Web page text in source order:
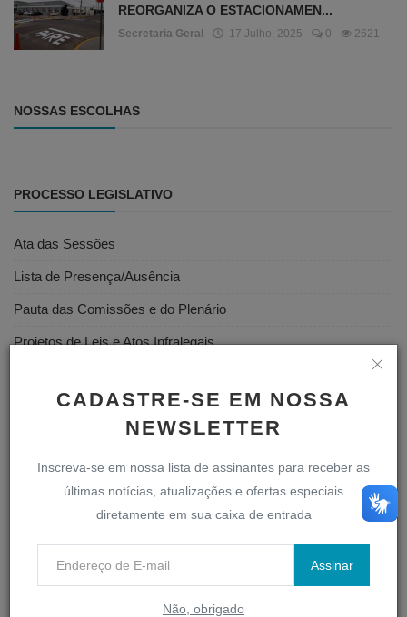
CADASTRE-SE EM NOSSA
NEWSLETTER
Inscreva-se em nossa lista de assinantes para receber as
últimas notícias, atualizações e ofertas especiais
diretamente em sua caixa de entrada
Assinar
Não, obrigado
REORGANIZA O ESTACIONAMEN...
Secretaria Geral 17 Julho, 2025 0 2621
NOSSAS ESCOLHAS
PROCESSO LEGISLATIVO
Ata das Sessões
Lista de Presença/Ausência
Pauta das Comissões e do Plenário
Projetos de Leis e Atos Infralegais
Vídeos das Sessões
SERVIDOR
Webmail